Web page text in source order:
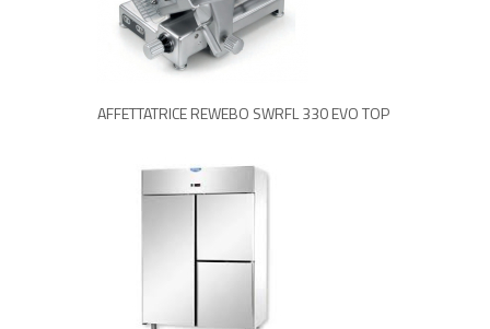
AFFETTATRICE REWEBO SWRFL 330 EVO TOP
RICHIEDI INFORMAZIONI